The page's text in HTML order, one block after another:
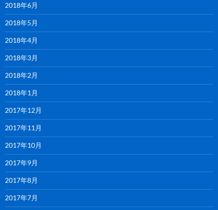
2018年6月
2018年5月
2018年4月
2018年3月
2018年2月
2018年1月
2017年12月
2017年11月
2017年10月
2017年9月
2017年8月
2017年7月